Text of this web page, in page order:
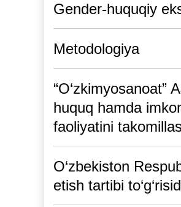
Gender-huquqiy
Metodologiya
“O‘zkimyosanoat”
huquq hamda
faoliyatini
O‘zbekiston
etish tartibi